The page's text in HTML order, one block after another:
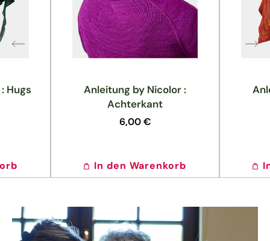
Hugs
Anleitung by Nicolor :
Achterkant
Normaler
6,00 €
In den Warenkorb